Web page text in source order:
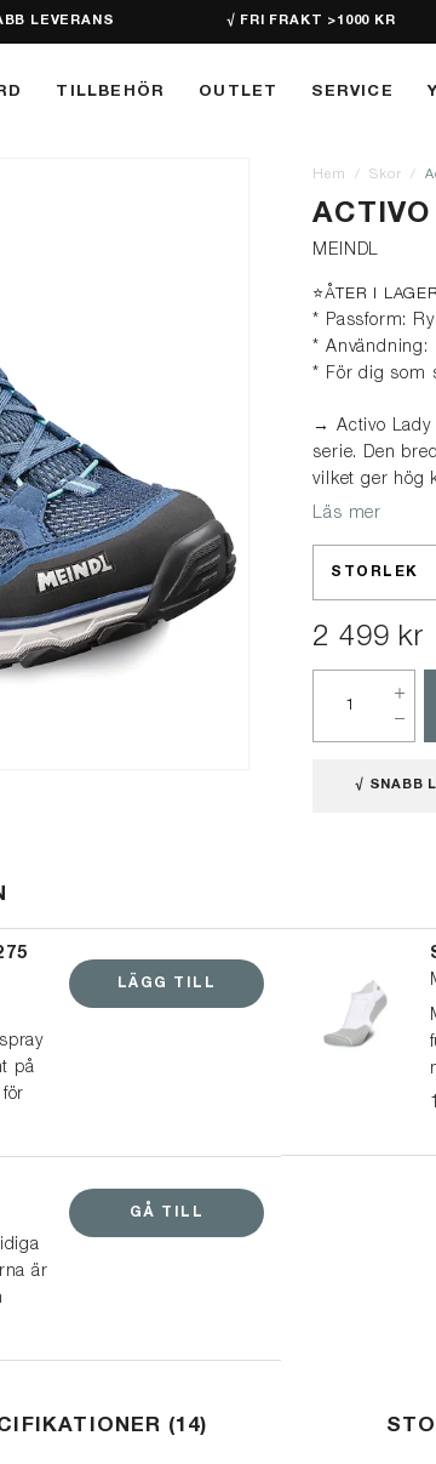
LEVERANS √ FRI FRAKT >1000 KR
TILLBEHÖR OUTLET SERVICE
Hem Skor
MEINDL
⭐️ÅTER I LAGER
* Passform:
* Användning:
* För dig som
→ Activo Lady
serie. Den
vilket ger hög
Läs mer
STORLEK
2 499 kr
√ SNABB
på
LÄGG TILL
är
GÅ TILL
14